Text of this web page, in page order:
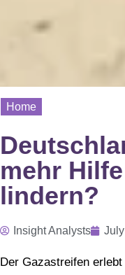
Home
mehr
lindern?
Insight Analysts
Der Gazastreifen